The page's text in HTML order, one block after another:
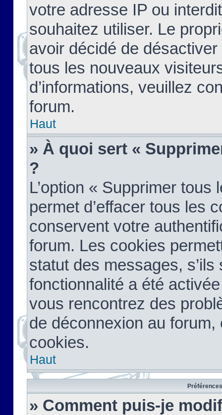
votre adresse IP ou
souhaitez utiliser. Le
avoir décidé de
tous les nouveaux
d’informations, veuillez
forum.
Haut
» À quoi sert «
?
L’option « Supprimer
permet d’effacer tous les
conservent votre
forum. Les cookies
statut des messages,
fonctionnalité a été
vous rencontrez des
de déconnexion au
cookies.
Haut
» Comment puis-je